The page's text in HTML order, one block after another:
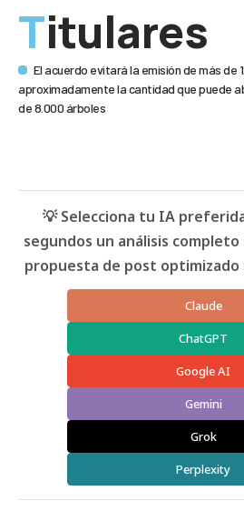
Titulares
El acuerdo evitará la emisión de más de
aproximadamente la cantidad que puede
de 8.000 árboles
💡 Selecciona tu IA
segundos un análisis
propuesta de post optimizado
Claude
ChatGPT
Google AI
Gemini
Grok
Perplexity